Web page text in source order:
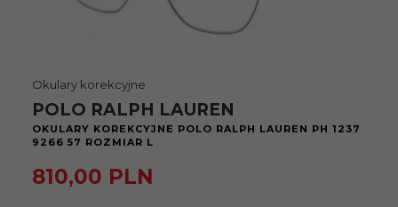
Okulary korekcyjne
POLO RALPH LAUREN
OKULARY KOREKCYJNE POLO RALPH LAUREN PH 1237
9266 57 ROZMIAR L
810,00 PLN